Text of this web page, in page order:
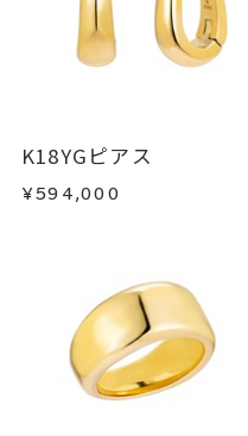
カテゴリー
リング
地金リ
刻印
■お届け目安が「約1
ご注文いただいてか
・在庫のご用意ができ
内を目安に発送いたし
・受注生産となる場
目安日数を頂戴し、一
※お急ぎの方はご注
い。事前に現在の納期
お届け予定日はご注
返品・交換
以下の場
・受注生産の商品
・お客さまのお手元で
・到着後ご連絡無く7
・過度な交換・返品
商品の品質には万全
不良品の場合、また
は、早急に商品を交換
K18YGピアス
¥594,000